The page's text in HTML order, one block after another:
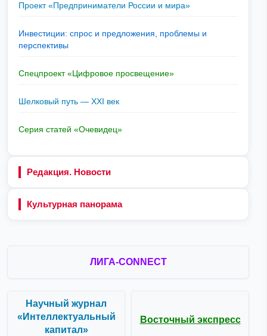
Проект «Предприниматели России и мира»
Инвестиции: спрос и предложения, проблемы и
перспективы
Спецпроект «Цифровое просвещение»
Шелковый путь — XXI век
Серия статей «Очевидец»
Редакция. Новости
Культурная панорама
ЛИГА-CONNECT
Научный журнал
«Интеллектуальный
капитал»
Восточный экспресс